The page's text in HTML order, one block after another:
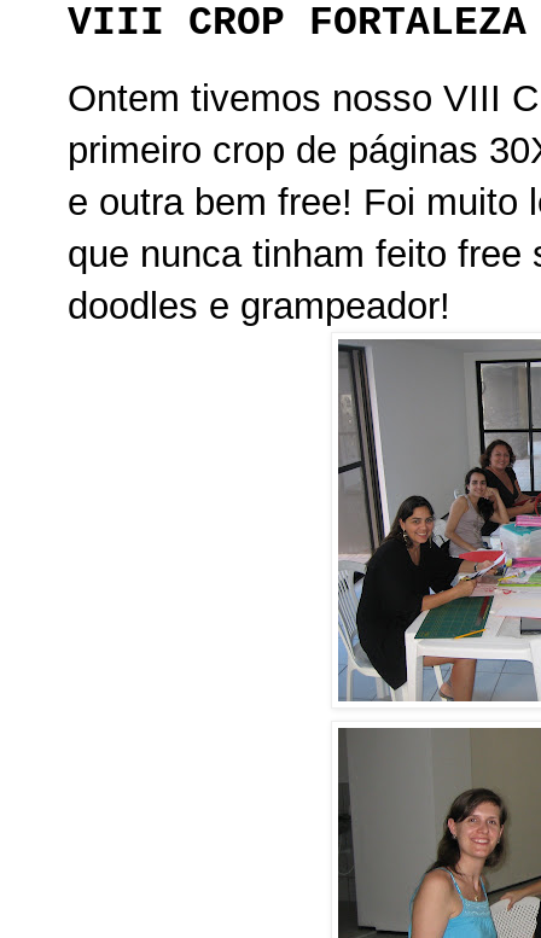
VIII CROP FORTALEZA
Ontem tivemos nosso VIII
primeiro crop de páginas
e outra bem free! Foi muito
que nunca tinham feito
doodles e grampeador!